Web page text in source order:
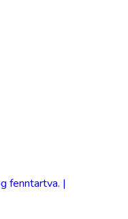
fenntartva. |